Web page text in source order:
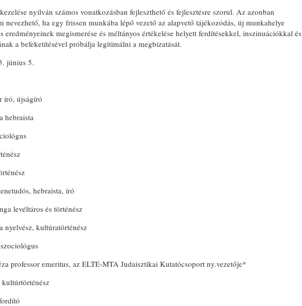
nyilván számos vonatkozásban fejleszthető és fejlesztésre szorul. Az azonban
nevezhető, ha egy frissen munkába lépő vezető az alapvető tájékozódás, új munkahelye
eredményeinek megismerése és méltányos értékelése helyett ferdítésekkel, inszinuációkkal és
a befeketítésével próbálja legitimálni a megbízatását.
június 5.
író, újságíró
hebraista
hebraista, író
levéltáros és történész
nyelvész, kultúratörténész
professor emeritus, az ELTE-MTA Judaisztikai Kutatócsoport ny.vezetője*